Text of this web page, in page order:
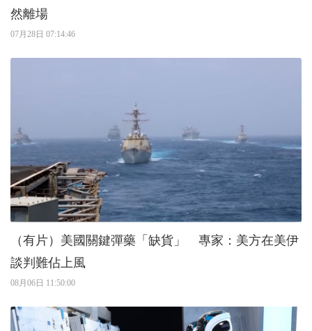
然離場
07月28日 07:14:46
（有片）美國關鍵彈藥「缺貨」 專家：美方在美伊
談判難佔上風
08月06日 11:50:00